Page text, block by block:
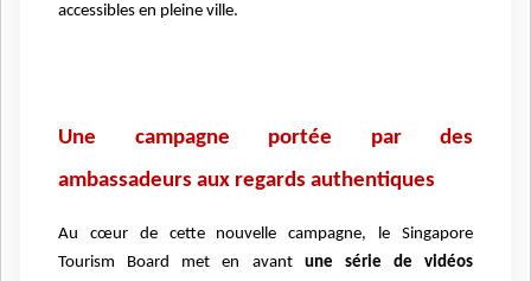
accessibles en pleine ville.
Une campagne portée par des
ambassadeurs aux regards authentiques
Au cœur de cette nouvelle campagne, le Singapore
Tourism Board met en avant une série de vidéos